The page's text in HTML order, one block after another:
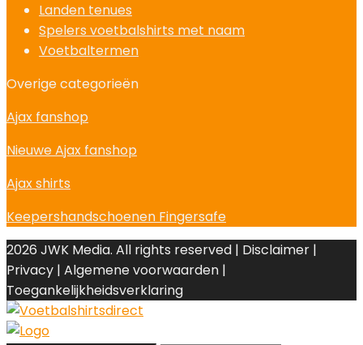
Landen tenues
Spelers voetbalshirts met naam
Voetbaltermen
Overige categorieën
Ajax fanshop
Nieuwe Ajax fanshop
Ajax shirts
Keepershandschoenen Fingersafe
2026 JWK Media. All rights reserved | Disclaimer |
Privacy | Algemene voorwaarden |
Toegankelijkheidsverklaring